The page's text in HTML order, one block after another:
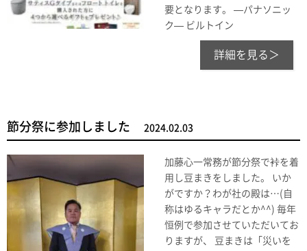
要となります。 —パナソニッ
ク— ビルトイン
詳細を見る＞
節分祭に参加しました 2024.02.03
加藤心一常務が節分祭で裃を着
用し豆まきをしました。 いか
がですか？わが社の殿は…(自
称はゆるキャラだとか^^) 毎年
恒例で参加させていただいてお
りますが、 豆まきは「災いを